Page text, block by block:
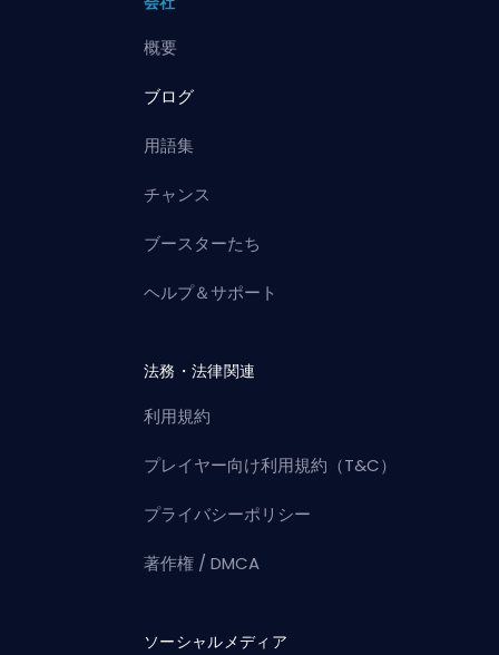
概要
ブログ
用語集
チャンス
ブースターたち
ヘルプ＆サポート
法務・法律関連
利用規約
プレイヤー向け利用規約（T&C）
プライバシーポリシー
著作権 / DMCA
ソーシャルメディア